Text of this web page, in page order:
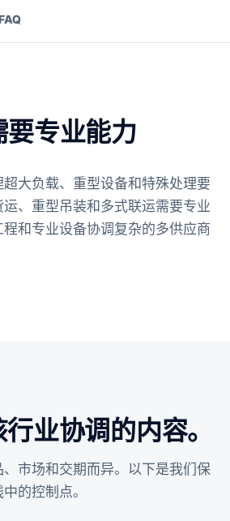
专业能力
大负载、重型设备和特殊处理要
、重型吊装和多式联运需要专业
和专业设备协调复杂的多供应商
业协调的内容。
市场和交期而异。以下是我们保
的控制点。